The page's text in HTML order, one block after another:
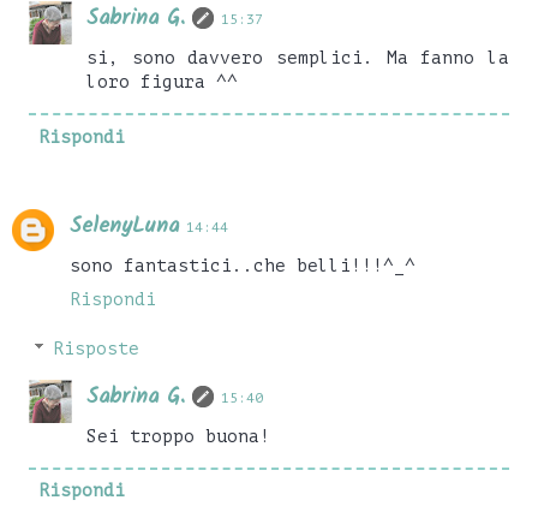
Sabrina G. 15:37
si, sono davvero semplici. Ma fanno la
loro figura ^^
Rispondi
SelenyLuna 14:44
sono fantastici..che belli!!!^_^
Rispondi
Risposte
Sabrina G. 15:40
Sei troppo buona!
Rispondi